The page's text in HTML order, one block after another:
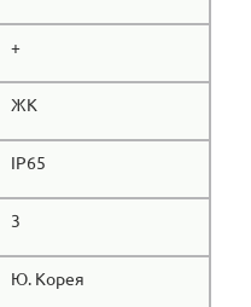
+
ЖК
IP65
3
Ю. Корея